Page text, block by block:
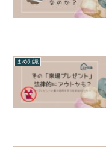
まめ知識